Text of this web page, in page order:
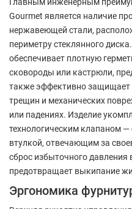
Gourmet является наличие
нержавеющей стали,
периметру стеклянного
обеспечивает плотную
сковороды или кастрюли,
также эффективно защищает
трещин и механических
или падениях. Изделие
технологическим клапаном —
втулкой, отвечающим за
сброс избыточного давления
предотвращает выкипание
Эргономика